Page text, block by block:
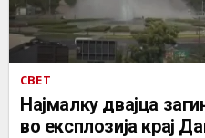
СВЕТ
Најмалку двајца
во експлозија крај